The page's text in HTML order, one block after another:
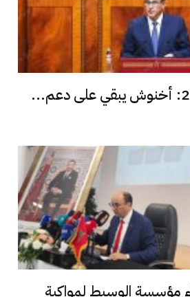
مؤسسة الوسيط لمواكبة